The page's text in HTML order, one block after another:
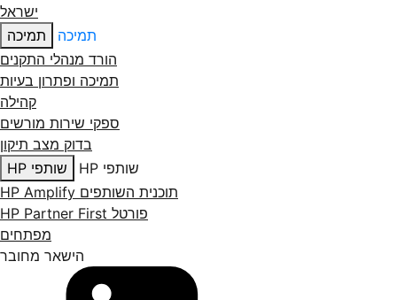
ישראל
תמיכה
תמיכה
הורד מנהלי התקנים
תמיכה ופתרון בעיות
קהילה
ספקי שירות מורשים
בדוק מצב תיקון
שותפי HP
שותפי HP
תוכנית השותפים HP Amplify
פורטל HP Partner First
מפתחים
הישאר מחובר